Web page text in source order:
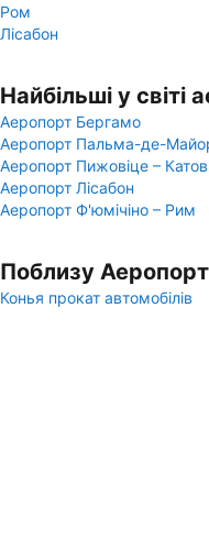
Ром
Лісабон
Найбільші у світі
Аеропорт Бергамо
Аеропорт Пальма-де-
Аеропорт Пижовіце –
Аеропорт Лісабон
Аеропорт Ф'юмічіно – Рим
Поблизу
Конья прокат автомобілів